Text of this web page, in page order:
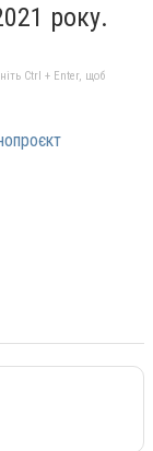
року.
Ctrl + Enter, щоб